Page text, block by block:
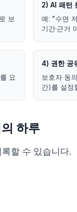
보
2) AI 패턴
예: "수면
기간·근거
요
4) 권한 공
보호자 동
간)를 설정
하루
할 수 있습니다.